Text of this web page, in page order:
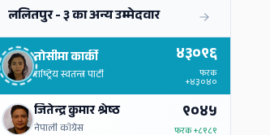
ललितपुर - ३ का अन्य उम्मेदवार
तोसीमा कार्की
राष्ट्रिय स्वतन्त्र पार्टी
४३०९६
फरक
+४३०४०
जितेन्द्र कुमार श्रेष्ठ
नेपाली काँग्रेस
९०४५